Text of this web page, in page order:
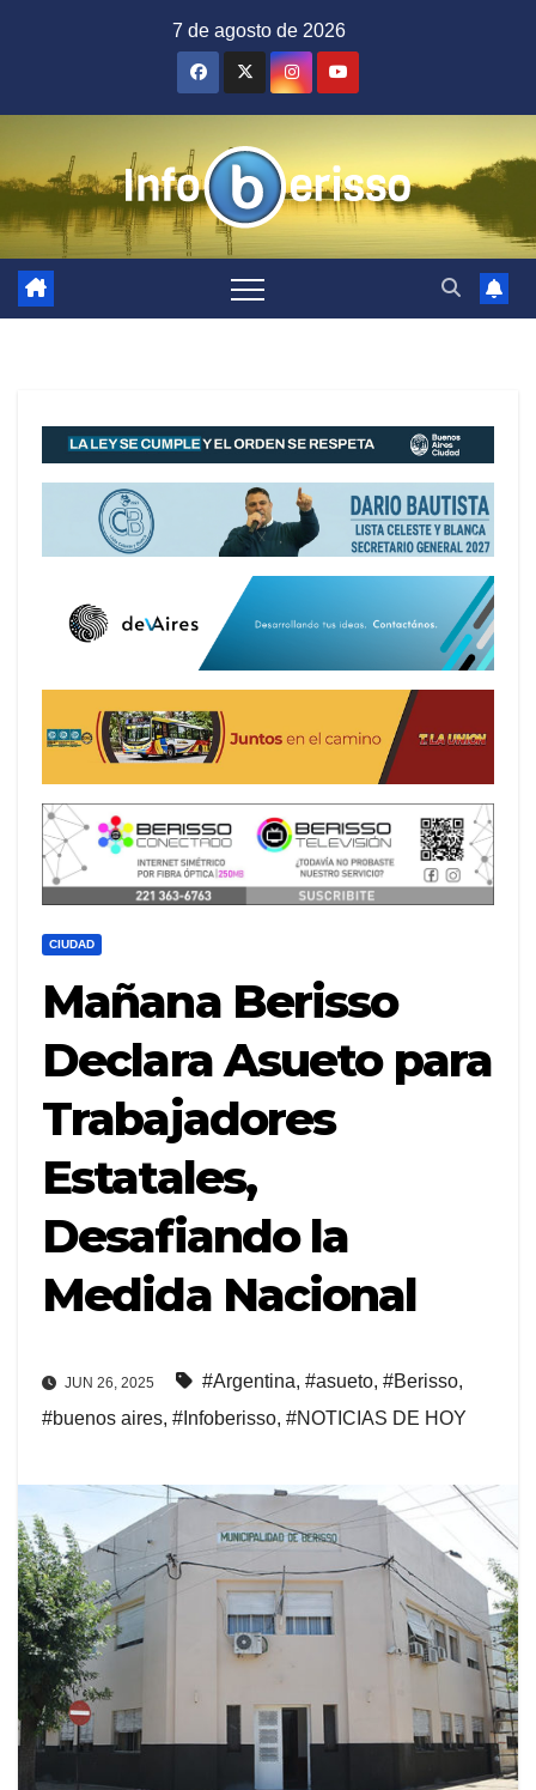
7 de agosto de 2026
CIUDAD
Mañana Berisso
Declara Asueto para
Trabajadores
Estatales,
Desafiando la
Medida Nacional
JUN 26, 2025 #Argentina, #asueto, #Berisso,
#buenos aires, #Infoberisso, #NOTICIAS DE HOY